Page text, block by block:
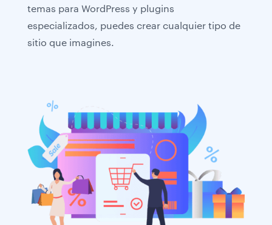
temas para WordPress y plugins
especializados, puedes crear cualquier tipo de
sitio que imagines.